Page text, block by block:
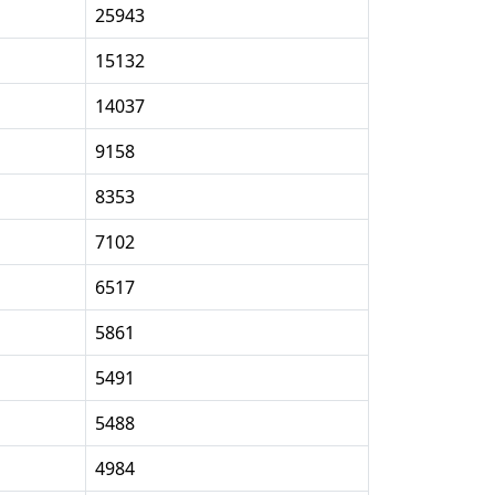
25943
15132
14037
9158
8353
7102
6517
5861
5491
5488
4984